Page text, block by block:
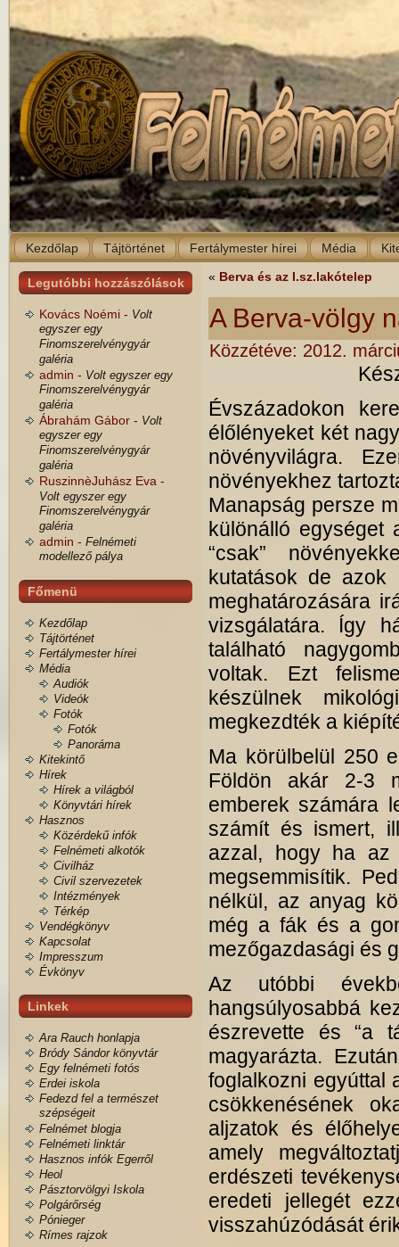
Kezdőlap Tájtörténet Fertálymester hírei Média
Legutóbbi hozzászólások
Kovács Noémi - Volt
egyszer egy
Finomszerelvénygyár
galéria
admin - Volt egyszer egy
Finomszerelvénygyár
galéria
Ábrahám Gábor - Volt
egyszer egy
Finomszerelvénygyár
galéria
RuszinnèJuhász Eva -
Volt egyszer egy
Finomszerelvénygyár
galéria
admin - Felnémeti
modellező pálya
Főmenü
Kezdőlap
Tájtörténet
Fertálymester hírei
Média
Audiók
Videók
Fotók
Fotók
Panoráma
Kitekintő
Hírek
Hírek a világból
Könyvtári hírek
Hasznos
Közérdekű infók
Felnémeti alkotók
Civilház
Civil szervezetek
Intézmények
Térkép
Vendégkönyv
Kapcsolat
Impresszum
Évkönyv
Linkek
Ara Rauch honlapja
Bródy Sándor könyvtár
Egy felnémeti fotós
Erdei iskola
Fedezd fel a természet
szépségeit
Felnémet blogja
Felnémeti linktár
Hasznos infók Egerről
Heol
Pásztorvölgyi Iskola
Polgárőrség
Pónieger
Rímes rajzok
« Berva és az I.sz.lakótelep
A Berva-völgy
Közzétéve: 2012.
Évszázadokon
élőlényeket két
növényvilágra.
növényekhez
Manapság persze
különálló egységet
“csak”
kutatások de
meghatározására
vizsgálatára. Így
található
voltak. Ezt
készülnek
megkezdték a
Ma körülbelül 250
Földön akár 2-3
emberek számára
számít és ismert,
azzal, hogy ha az
megsemmisítik.
nélkül, az anyag
még a fák és a
mezőgazdasági és
Az utóbbi
hangsúlyosabbá
észrevette és “a
magyarázta.
foglalkozni egyúttal
csökkenésének
aljzatok és
amely
erdészeti
eredeti jellegét
visszahúzódását